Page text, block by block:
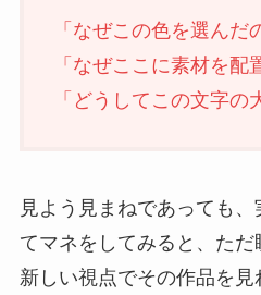
「なぜこの色を選んだ
「なぜここに素材を配
「どうしてこの文字の
見よう見まねであっても
てマネをしてみると、ただ
新しい視点でその作品を見